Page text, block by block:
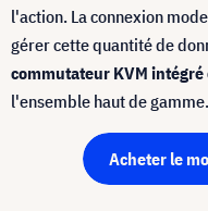
l'action. La connexion
gérer cette quantité de
commutateur KVM
l'ensemble haut de gamme.
Acheter le